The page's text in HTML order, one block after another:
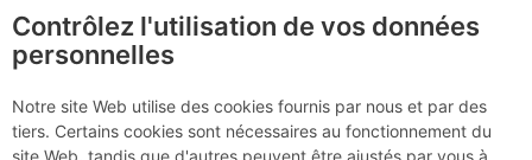
La Grave - Malaval
versant N : Phantasme
Samedi
Contrôlez l'utilisation de vos données
personnelles
Notre site Web utilise des cookies fournis par nous et par des
tiers. Certains cookies sont nécessaires au fonctionnement du
site Web, tandis que d'autres peuvent être ajustés par vous à